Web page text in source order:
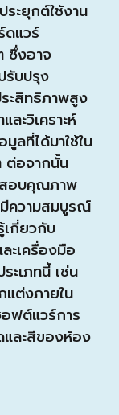
ะยุกต์ใช้งาน
ดแวร์
ซึ่งอาจ
รับปรุง
ะสิทธิภาพสูง
ะวิเคราะห์
ลที่ได้มาใช้ใน
ต่อจากนั้น
สอบคุณภาพ
ความสมบูรณ์
เกี่ยวกับ
ะเครื่องมือ
ะเภทนี้ เช่น
ต่งภายใน
ฟต์แวร์การ
และสีของห้อง